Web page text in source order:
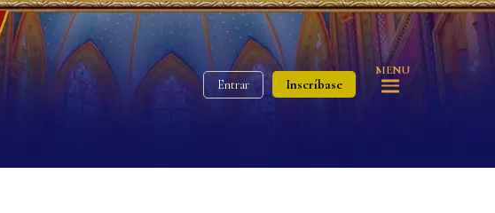
Entrar Inscríbase
MENU